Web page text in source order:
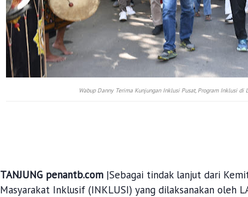
Wabup Danny Terima Kunjungan Inklusi Pusat, Program Inklusi di
TANJUNG penantb.com |Sebagai tindak lanjut dari
Masyarakat Inklusif (INKLUSI) yang dilaksanakan oleh